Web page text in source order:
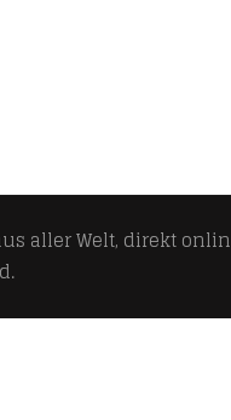
aller Welt, direkt